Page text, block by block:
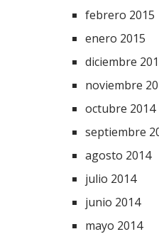
febrero 2015
enero 2015
diciembre
noviembre
octubre 2014
septiembre
agosto 2014
julio 2014
junio 2014
mayo 2014